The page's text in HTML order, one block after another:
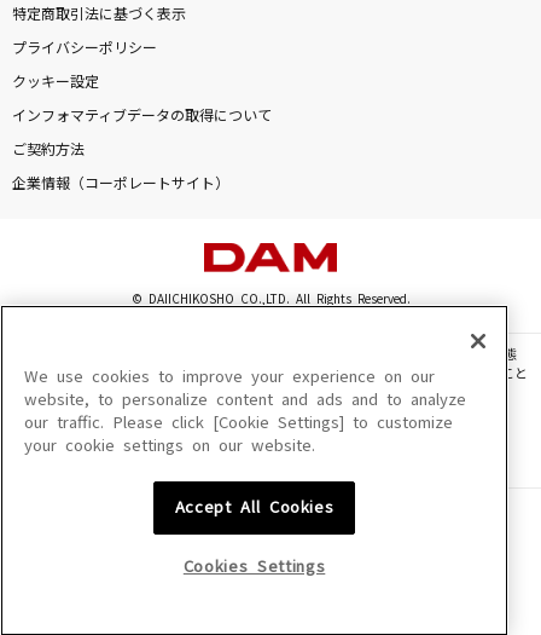
残機
ずっと真夜中でいいのに。
夢見る少女じゃいられない
相川七瀬
[生音]ソングオブザデッド
怪獣
サカナクション
カラオケ最新情報をチェック！
特定商取引法に基づく表示
プライバシーポリシー
クッキー設定
インフォマティブデータの取得について
ご契約方法
企業情報（コーポレートサイト）
© DAIICHIKOSHO CO.,LTD. All Rights Reserved.
このサイトに掲載されている一切の文章・画像・写真・動画・音声等を、手段や形態
を問わず、著作権法の定める範囲を超えて無断で複製、転載、ファイル化などすること
を禁じます。
楽曲及びコンテンツは、機種によりご利用いただけない場合があります。
楽曲及びコンテンツの配信日、配信内容が変更になる場合があります。
We use cookies to improve your experience on our
website, to personalize content and ads and to analyze
our traffic. Please click [Cookie Settings] to customize
your cookie settings on our website.
Accept All Cookies
Cookies Settings